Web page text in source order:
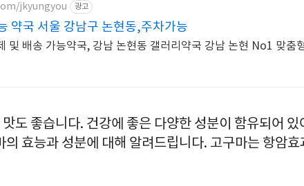
jkyungyou 광고
약국 서울 강남구 논현동,주차가능
및 배송 가능약국, 강남 논현동 갤러리약국 강남 논현 No1 맞춤
도 좋습니다. 건강에 좋은 다양한 성분이 함유되어
의 효능과 성분에 대해 알려드립니다. 고구마는 항암